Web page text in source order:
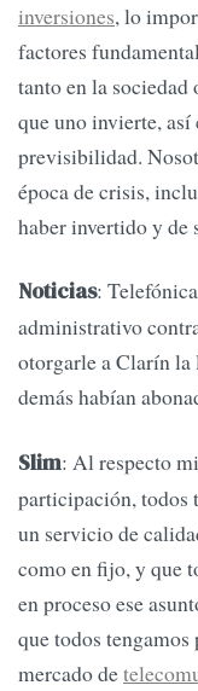
inversiones, lo
factores
tanto en la sociedad
que uno invierte,
previsibilidad.
época de crisis,
haber invertido y
Noticias:
administrativo
otorgarle a Clarín la
demás habían
Slim: Al respecto
participación, todos
un servicio de
como en fijo, y que
en proceso ese
que todos
mercado de